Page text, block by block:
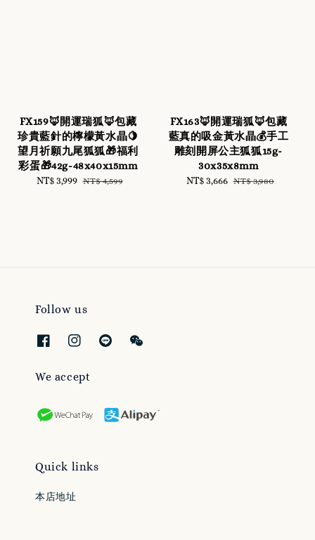
FX159🦊開運瑞狐🦊包藏
珍貴藍針的檸檬黃水晶🍋
望月祈願九尾狐狐🎁福利
彩蛋🎁42g-48x40x15mm
Sale
NT$ 3,999 Regular
NT$ 4,599
FX163🦊開運瑞狐🦊包藏
藍真的吸金黃水晶💰手工
雕刻開屏公主狐狐15g-
30x35x8mm
Sale
NT$ 3,666 Regular
NT$ 3,980
Follow us
We accept
Quick links
本店地址